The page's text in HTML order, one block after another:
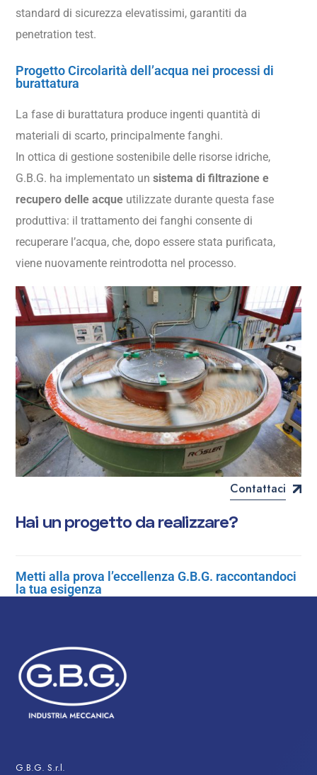
standard di sicurezza elevatissimi, garantiti da
penetration test.
Progetto Circolarità dell’acqua nei processi di
burattatura
La fase di burattatura produce ingenti quantità di
materiali di scarto, principalmente fanghi.
In ottica di gestione sostenibile delle risorse idriche,
G.B.G. ha implementato unsistema di filtrazione e
recupero delle acque utilizzate durante questa fase
produttiva: il trattamento dei fanghi consente di
recuperare l’acqua, che, dopo essere stata purificata,
viene nuovamente reintrodotta nel processo.
Contattaci
Hai un progetto da realizzare?
Metti alla prova l’eccellenza G.B.G. raccontandoci
la tua esigenza
G.B.G. S.r.l.